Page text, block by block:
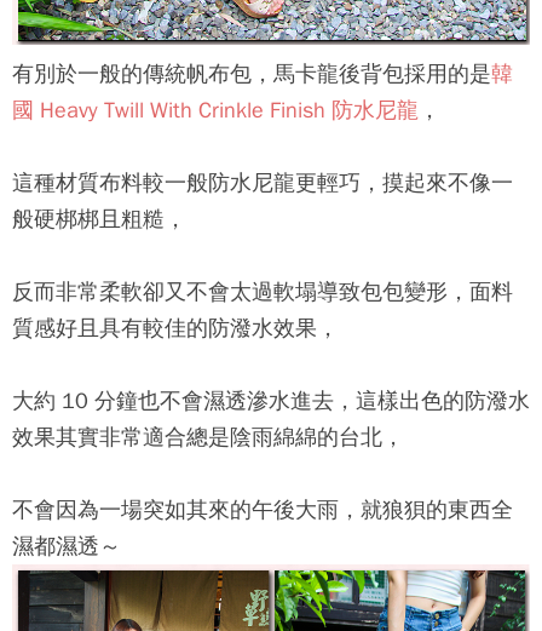
有別於一般的傳統帆布包，馬卡龍後背包採用的是韓
國 Heavy Twill With Crinkle Finish 防水尼龍 ，
這種材質布料較一般防水尼龍更輕巧，摸起來不像一
般硬梆梆且粗糙，
反而非常柔軟卻又不會太過軟塌導致包包變形，面料
質感好且具有較佳的防潑水效果，
大約 10 分鐘也不會濕透滲水進去，這樣出色的防潑水
效果其實非常適合總是陰雨綿綿的台北，
不會因為一場突如其來的午後大雨，就狼狽的東西全
濕都濕透～